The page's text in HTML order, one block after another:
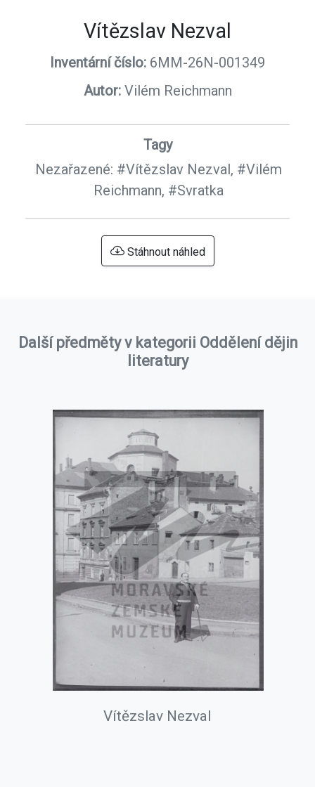
Vítězslav Nezval
Inventární číslo: 6MM-26N-001349
Autor: Vilém Reichmann
Tagy
Nezařazené: #Vítězslav Nezval, #Vilém
Reichmann, #Svratka
Stáhnout náhled
Další předměty v kategorii Oddělení dějin
literatury
Vítězslav Nezval